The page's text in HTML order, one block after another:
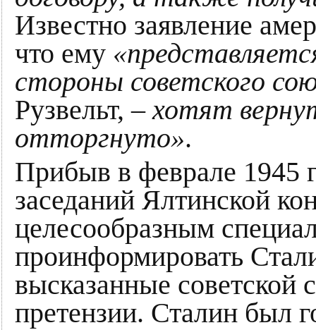
Известно заявление
что ему
стороны советского
Рузвельт,– хотят
отторгнуто».
Прибыв в феврале 1945
заседаний Ялтинской
целесообразным
проинформировать
высказанные советской
претензии. Сталин был